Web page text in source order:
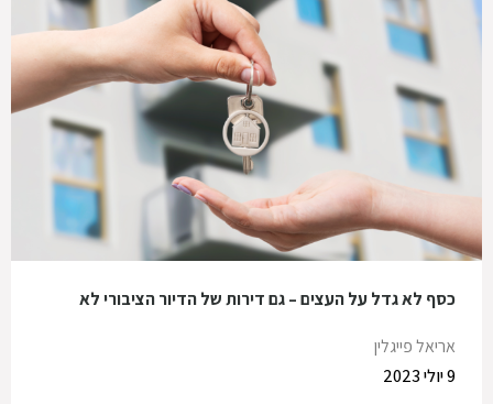
כסף לא גדל על העצים – גם דירות של הדיור הציבורי לא
אריאל פייגלין
9 יולי 2023